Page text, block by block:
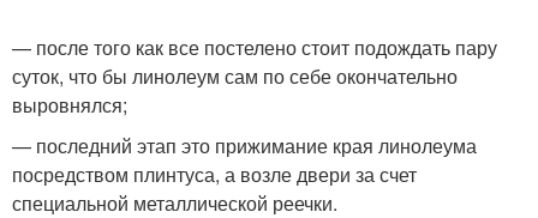
— после того как все постелено стоит подождать пару
суток, что бы линолеум сам по себе окончательно
выровнялся;
— последний этап это прижимание края линолеума
посредством плинтуса, а возле двери за счет
специальной металлической реечки.